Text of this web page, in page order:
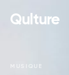
Qulture
MUSIQUE